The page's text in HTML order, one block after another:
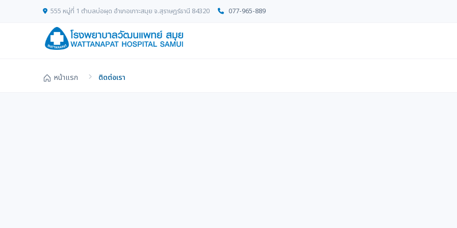
555 หมู่ที่ 1 ตำบลบ่อผุด อำเภอเกาะสมุย จ.สุราษฎร์ธานี 84320 077-965-889
หน้าแรก ติดต่อเรา